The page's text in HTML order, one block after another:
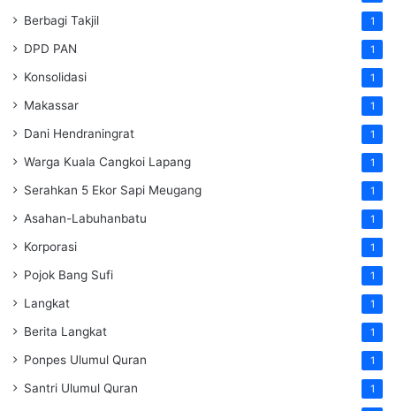
Berbagi Takjil 1
DPD PAN 1
Konsolidasi 1
Makassar 1
Dani Hendraningrat 1
Warga Kuala Cangkoi Lapang 1
Serahkan 5 Ekor Sapi Meugang 1
Asahan-Labuhanbatu 1
Korporasi 1
Pojok Bang Sufi 1
Langkat 1
Berita Langkat 1
Ponpes Ulumul Quran 1
Santri Ulumul Quran 1